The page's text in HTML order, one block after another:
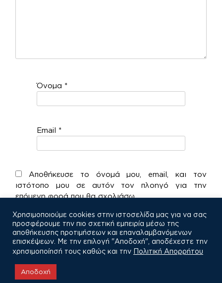
Όνομα *
Email *
Αποθήκευσε το όνομά μου, email, και τον
ιστότοπο μου σε αυτόν τον πλοηγό για την
επόμενη φορά που θα σχολιάσω.
Χρησιμοποιούμε cookies στην ιστοσελίδα μας για να σας
προσφέρουμε την πιο σχετική εμπειρία μέσω της
αποθήκευσης προτιμήσεων και επαναλαμβανόμενων
επισκέψεων. Με την επιλογή "Αποδοχή", αποδέχεστε την
χρησιμοποίησή τους καθώς και την Πολιτική Απορρήτου
Αποδοχή